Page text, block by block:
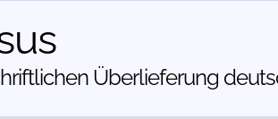
Über­lieferung